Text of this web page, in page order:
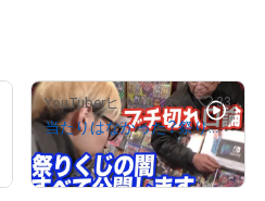
YouTuberヒカル スペシャルコンテンツストア 33
当たりはなかった？祭りくじで悪事を働く一部始終をban覚悟で完全公開します
¥12,000,000